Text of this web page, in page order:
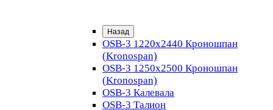
Назад
OSB-3 1220х2440 Кроношпан
(Kronospan)
OSB-3 1250х2500 Кроношпан
(Kronospan)
OSB-3 Калевала
OSB-3 Талион